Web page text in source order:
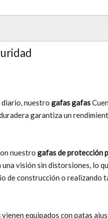
nuestro gafas gafas
garantiza un
nuestro gafas de protección
visión sin distorsiones, lo
de construcción o realizando
vienen equipados con patas